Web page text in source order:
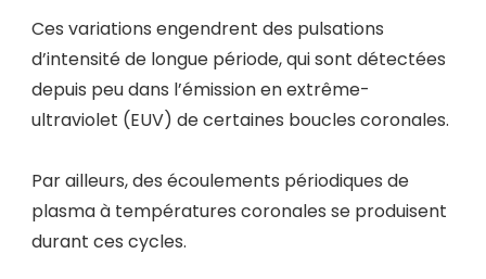
Ces variations engendrent des pulsations
d’intensité de longue période, qui sont détectées
depuis peu dans l’émission en extrême-
ultraviolet (EUV) de certaines boucles coronales.
Par ailleurs, des écoulements périodiques de
plasma à températures coronales se produisent
durant ces cycles.